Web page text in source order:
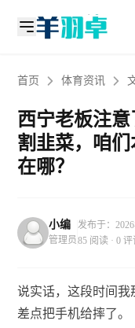
首页 体育资讯
西宁老板注
割韭菜，咱
在哪？
小编
管理员
发布于：
85 阅读 · 0 评
说实话，这段时间我
差点把手机给摔了。